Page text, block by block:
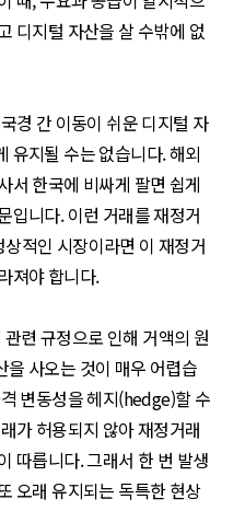
디지털 자산을 살 수밖에 없
경 간 이동이 쉬운 디지털 자
유지될 수는 없습니다. 해외
서 한국에 비싸게 팔면 쉽게
입니다. 이런 거래를 재정거
적인 시장이라면 이 재정거
져야 합니다.
련 규정으로 인해 거액의 원
을 사오는 것이 매우 어렵습
변동성을 헤지(hedge)할 수
가 허용되지 않아 재정거래
따릅니다. 그래서 한 번 발생
오래 유지되는 독특한 현상